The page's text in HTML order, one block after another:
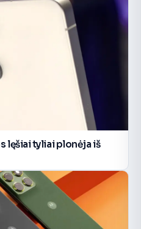
lęšiai tyliai plonėja iš